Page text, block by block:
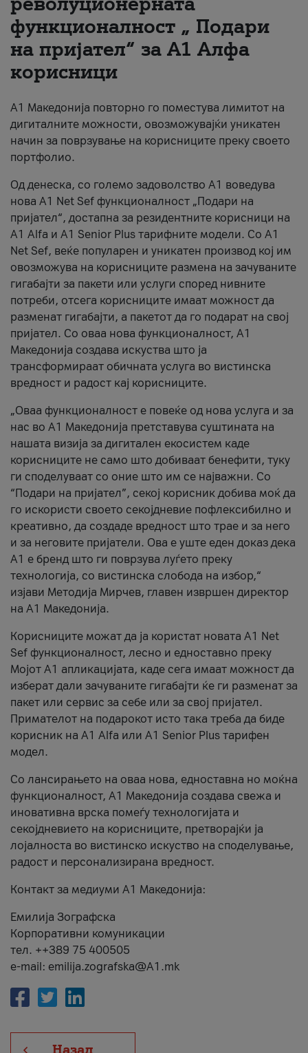
За нас
#ПодобарОнлајн
функционалност „ Подари
на пријател“ за А1 Алфа
корисници
А1 Македонија повторно го поместува лимитот на
дигиталните можности, овозможувајќи уникатен
начин за поврзување на корисниците преку своето
портфолио.
Од денеска, со големо задоволство А1 воведува
нова A1 Net Sef функционалност „Подари на
пријател“, достапна за резидентните корисници на
А1 Alfa и A1 Senior Plus тарифните модели. Со A1
Net Sef, веќе популарен и уникатен производ кој им
овозможува на корисниците размена на зачуваните
гигабајти за пакети или услуги според нивните
потреби, отсега корисниците имаат можност да
разменат гигабајти, а пакетот да го подарат на свој
пријател. Со оваа нова функционалност, А1
Македонија создава искуства што ја
трансформираат обичната услуга во вистинска
вредност и радост кај корисниците.
„Оваа функционалност е повеќе од нова услуга и за
нас во А1 Македонија претставува суштината на
нашата визија за дигитален екосистем каде
корисниците не само што добиваат бенефити, туку
ги споделуваат со оние што им се најважни. Со
“Подари на пријател”, секој корисник добива моќ да
го искористи своето секојдневие пофлексибилно и
креативно, да создаде вредност што трае и за него
и за неговите пријатели. Ова е уште еден доказ дека
А1 е бренд што ги поврзува луѓето преку
технологија, со вистинска слобода на избор,“
изјави Методија Мирчев, главен извршен директор
на А1 Македонија.
Корисниците можат да ја користат новата А1 Net
Sef функционалност, лесно и едноставно преку
Мојот А1 апликацијата, каде сега имаат можност да
изберат дали зачуваните гигабајти ќе ги разменат за
пакет или сервис за себе или за свој пријател.
Примателот на подарокот исто така треба да биде
корисник на А1 Alfa или A1 Senior Plus тарифен
модел.
Со лансирањето на оваа нова, едноставна но моќна
функционалност, А1 Македонија создава свежа и
иновативна врска помеѓу технологијата и
секојдневието на корисниците, претворајќи ја
лојалноста во вистинско искуство на споделување,
радост и персонализирана вредност.
Контакт за медиуми А1 Македонија:
Емилија Зографска
Корпоративни комуникации
тел. ++389 75 400505
e-mail: emilija.zografska@A1.mk
Назад